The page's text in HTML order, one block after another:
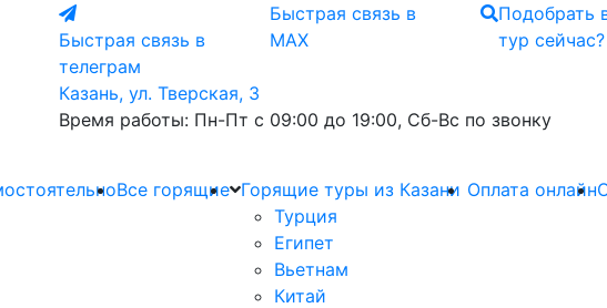
Быстрая связь в
телеграм
Быстрая связь в
MAX
Подобрать
тур сейчас?
Казань, ул. Тверская, 3
Время работы: Пн-Пт с 09:00 до 19:00, Сб-Вс по звонку
Все горящие Горящие туры из Казани
Турция
Египет
Вьетнам
Китай
Оплата онлайн